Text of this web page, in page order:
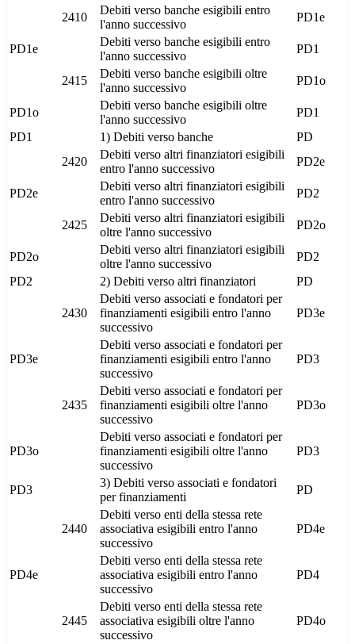
2410
Debiti verso banche esigibili entro
l'anno successivo
PD1e
PD1e
Debiti verso banche esigibili entro
l'anno successivo
PD1
2415
Debiti verso banche esigibili oltre
l'anno successivo
PD1o
PD1o
Debiti verso banche esigibili oltre
l'anno successivo
PD1
PD1
1) Debiti verso banche
PD
2420
Debiti verso altri finanziatori esigibili
entro l'anno successivo
PD2e
PD2e
Debiti verso altri finanziatori esigibili
entro l'anno successivo
PD2
2425
Debiti verso altri finanziatori esigibili
oltre l'anno successivo
PD2o
PD2o
Debiti verso altri finanziatori esigibili
oltre l'anno successivo
PD2
PD2
2) Debiti verso altri finanziatori PD
2430
Debiti verso associati e fondatori per
finanziamenti esigibili entro l'anno
successivo
PD3e
PD3e
Debiti verso associati e fondatori per
finanziamenti esigibili entro l'anno
successivo
PD3
2435
Debiti verso associati e fondatori per
finanziamenti esigibili oltre l'anno
successivo
PD3o
PD3o
Debiti verso associati e fondatori per
finanziamenti esigibili oltre l'anno
successivo
PD3
PD3
3) Debiti verso associati e fondatori
per finanziamenti
PD
2440
Debiti verso enti della stessa rete
associativa esigibili entro l'anno
successivo
PD4e
PD4e
Debiti verso enti della stessa rete
associativa esigibili entro l'anno
successivo
PD4
2445
Debiti verso enti della stessa rete
associativa esigibili oltre l'anno
successivo
PD4o